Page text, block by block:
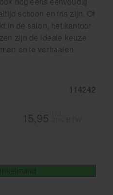
schoon en fris zijn. Of
in de salon, het kantoor
zijn de ideale keuze
en te verfraaien.
114242
15,95